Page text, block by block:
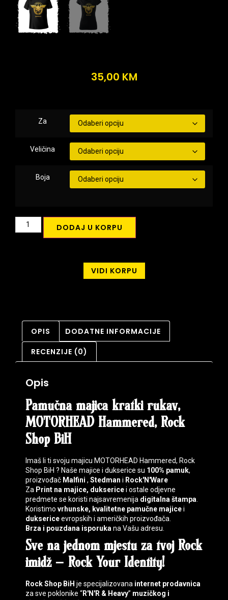
35,00 KM
Za
Veličina
Boja
DODAJ U KORPU
VIDI KORPU
OPIS DODATNE INFORMACIJE
RECENZIJE (0)
Opis
Pamučna majica kratki rukav,
MOTORHEAD Hammered, Rock
Shop BiH
Imaš li ti svoju majicu MOTORHEAD Hammered, Rock
Shop BiH ? Naše majice i dukserice su 100% pamuk,
proizvođač Malfini , Stedman i Rock'N'Ware
Za Print na majice, duksericei ostale odjevne
predmete se koristi najsavremenija digitalna štampa
Koristimo vrhunske, kvalitetne pamučne majicei
duksericeevropskih i američkih proizvođača.
Brza i pouzdana isporuka na Vašu adresu.
Sve na jednom mjestu za tvoj Rock
imidž– Rock Your Identity!
Rock Shop BiH je specijalizovana internet prodavnica
za sve poklonike “R'N'R & Heavy” muzičkog i